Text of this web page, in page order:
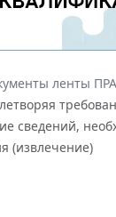
ленты
сведений,
(извлечение)